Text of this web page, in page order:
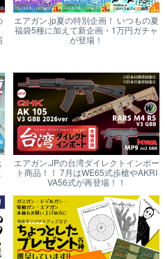
エアガン.jp夏の特別企画！ いつもの夏
福袋5種に加えて新企画・1万円ガチャ
が登場！
エアガン.JPの台湾ダイレクトインポー
ト商品！！ 7月はWE65式歩槍やAKRI
VA56式が再登場！！